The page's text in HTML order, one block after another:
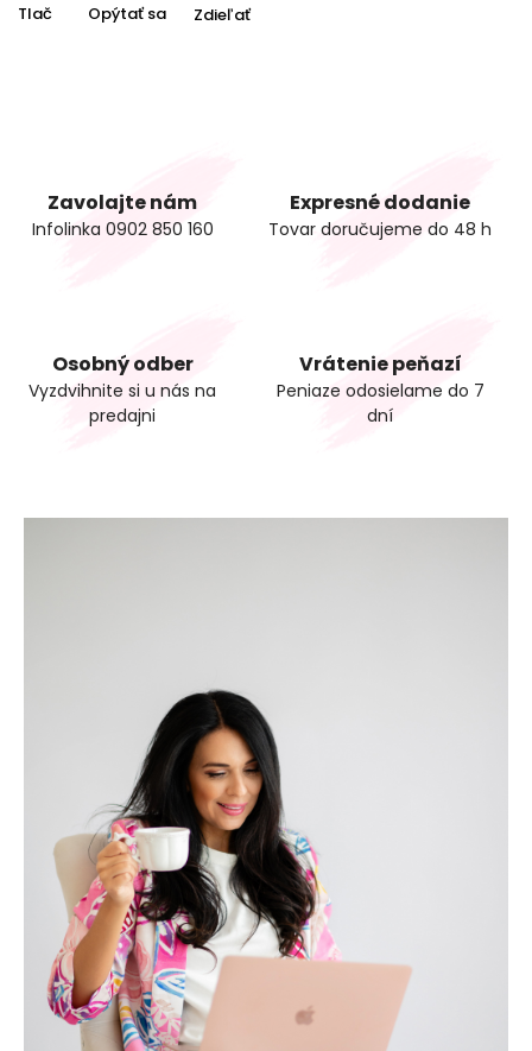
Tlač Opýtať sa Zdieľať
Zavolajte nám
Infolinka 0902 850 160
Expresné dodanie
Tovar doručujeme do 48 h
Osobný odber
Vyzdvihnite si u nás na
predajni
Vrátenie peňazí
Peniaze odosielame do 7
dní